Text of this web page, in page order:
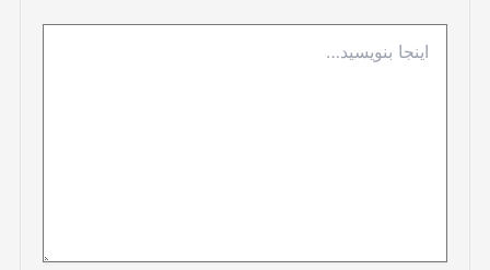
اینجا
بنویسید…